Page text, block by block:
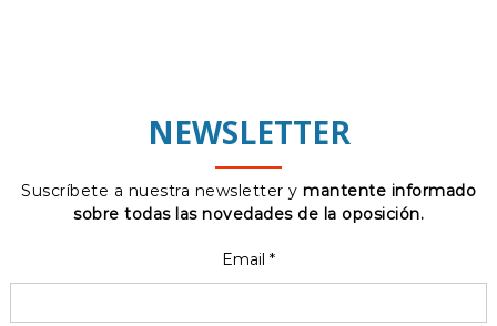
NEWSLETTER
Suscríbete a nuestra newsletter y mantente informado
sobre todas las novedades de la oposición.
Email *